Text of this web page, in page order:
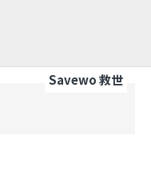
Savewo 救世